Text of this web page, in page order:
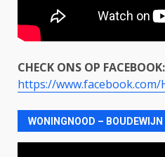
CHECK ONS OP FACEBOOK:
https://www.facebook.com/
WONINGNOOD – BOUDEWIJN